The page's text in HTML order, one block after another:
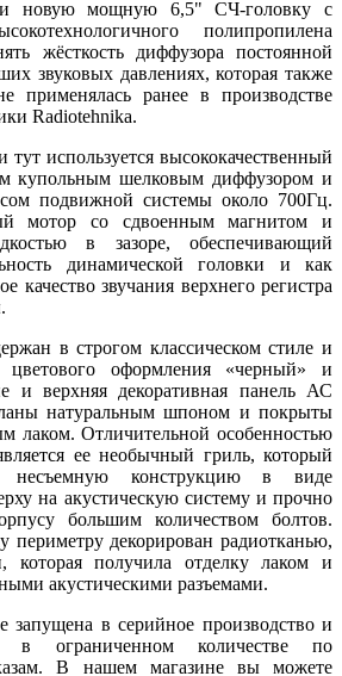
и новую мощную 6,5" СЧ-головку с
полипропилена
жёсткость диффузора постоянной
звуковых давлениях, которая также
ранее в производстве
Radiotehnika.
тут используется высококачественный
купольным шелковым диффузором и
подвижной системы около 700Гц.
мотор со сдвоенным магнитом и
в зазоре, обеспечивающий
динамической головки и как
качество звучания верхнего регистра
в строгом классическом стиле и
цветового оформления «черный» и
и верхняя декоративная панель АС
натуральным шпоном и покрыты
лаком. Отличительной особенностью
ее необычный гриль, который
несъемную конструкцию в виде
на акустическую систему и прочно
большим количеством болтов.
периметру декорирован радиотканью,
которая получила отделку лаком и
акустическими разъемами.
запущена в серийное производство и
в ограниченном количестве по
В нашем магазине вы можете